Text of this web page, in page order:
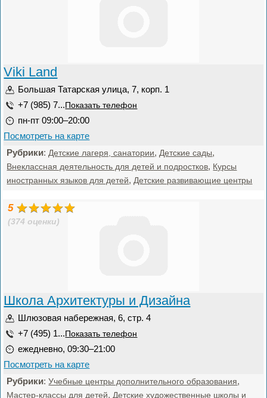
Viki Land
Большая Татарская улица, 7, корп. 1
+7 (985) 7... Показать телефон
пн-пт 09:00–20:00
Посмотреть на карте
Рубрики: Детские лагеря, санатории, Детские сады,
Внеклассная деятельность для детей и подростков, Курсы
иностранных языков для детей, Детские развивающие центры
5
(374 оценки)
Школа Архитектуры и Дизайна
Шлюзовая набережная, 6, стр. 4
+7 (495) 1... Показать телефон
ежедневно, 09:30–21:00
Посмотреть на карте
Рубрики:Учебные центры дополнительного образования,
Мастер-классы для детей, Детские художественные школы и